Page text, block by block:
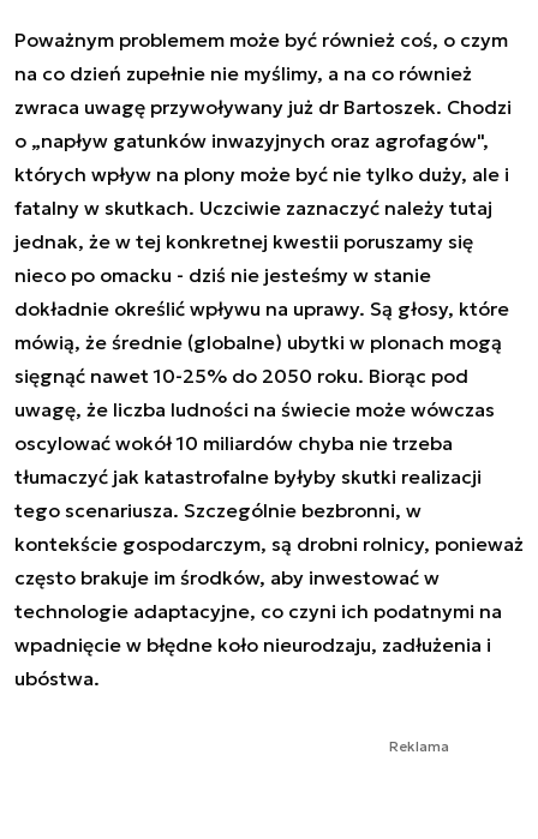
Poważnym problemem może być również coś, o czym
na co dzień zupełnie nie myślimy, a na co również
zwraca uwagę przywoływany już dr Bartoszek. Chodzi
o „napływ gatunków inwazyjnych oraz agrofagów",
których wpływ na plony może być nie tylko duży, ale i
fatalny w skutkach. Uczciwie zaznaczyć należy tutaj
jednak, że w tej konkretnej kwestii poruszamy się
nieco po omacku - dziś nie jesteśmy w stanie
dokładnie określić wpływu na uprawy. Są głosy, które
mówią, że średnie (globalne) ubytki w plonach mogą
sięgnąć nawet 10-25% do 2050 roku. Biorąc pod
uwagę, że liczba ludności na świecie może wówczas
oscylować wokół 10 miliardów chyba nie trzeba
tłumaczyć jak katastrofalne byłyby skutki realizacji
tego scenariusza. Szczególnie bezbronni, w
kontekście gospodarczym, są drobni rolnicy, ponieważ
często brakuje im środków, aby inwestować w
technologie adaptacyjne, co czyni ich podatnymi na
wpadnięcie w błędne koło nieurodzaju, zadłużenia i
ubóstwa.
Reklama